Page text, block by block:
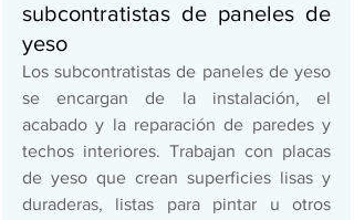
subcontratistas de paneles de
yeso
Los subcontratistas de paneles de yeso
se encargan de la instalación, el
acabado y la reparación de paredes y
techos interiores. Trabajan con placas
de yeso que crean superficies lisas y
duraderas, listas para pintar u otros